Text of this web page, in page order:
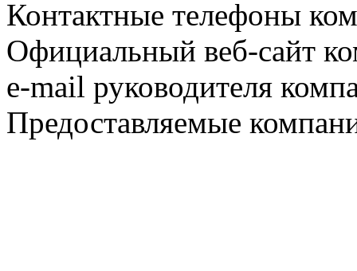
Контактные телефоны
Официальный веб-сайт
e-mail руководителя
Предоставляемые